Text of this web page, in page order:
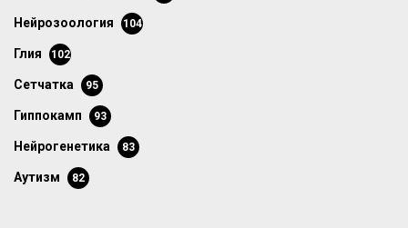
нейрозоология 104
глия 102
сетчатка 95
гиппокамп 93
нейрогенетика 83
аутизм 82